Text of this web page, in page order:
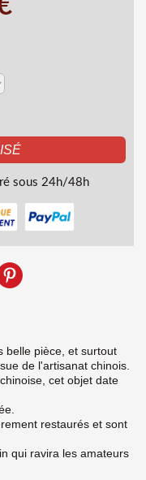
sous 24h/48h
belle pièce, et surtout
de l'artisanat chinois.
cet objet date
restaurés et sont
qui ravira les amateurs